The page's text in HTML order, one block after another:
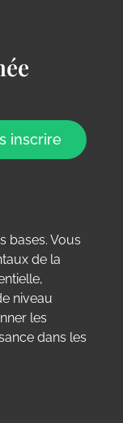
inscrire
bases. Vous
de la
niveau
les
dans les